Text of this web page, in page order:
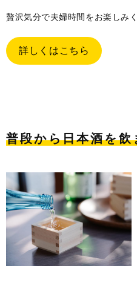
贅沢気分で夫婦時間をお楽しみ
詳しくはこちら
普段から日本酒を